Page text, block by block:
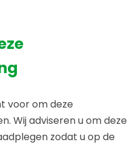
voor om deze
Wij adviseren u om deze
zodat u op de